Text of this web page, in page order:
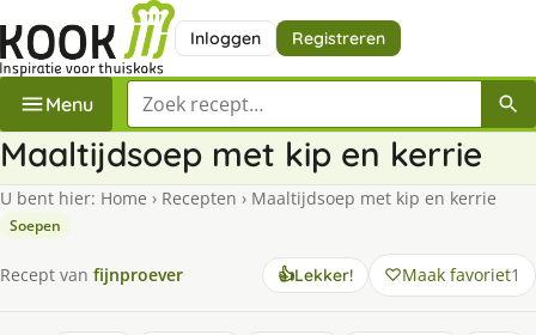
Inloggen Registreren
Menu Zoek een recept
Maaltijdsoep met kip en kerrie
U bent hier: Home › Recepten › Maaltijdsoep met kip en kerrie
Soepen
Recept van fijnproever 👍Lekker! Maak favoriet1